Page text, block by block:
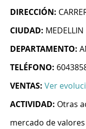
DIRECCIÓN:
CIUDAD: MEDELLIN
DEPARTAMENTO:
TELÉFONO:
VENTAS: Ver
ACTIVIDAD: Otras
mercado de valores